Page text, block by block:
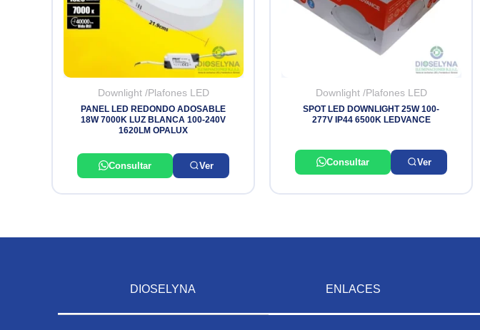
Downlight /Plafones LED
PANEL LED REDONDO ADOSABLE
18W 7000K LUZ BLANCA 100-240V
1620LM OPALUX
Consultar Ver
Downlight /Plafones LED
SPOT LED DOWNLIGHT 25W 100-
277V IP44 6500K LEDVANCE
Consultar Ver
DIOSELYNA ENLACES